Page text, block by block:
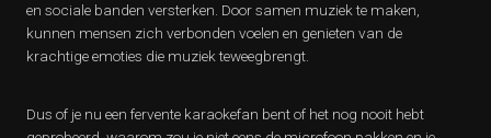
en sociale banden versterken. Door samen muziek te maken,
kunnen mensen zich verbonden voelen en genieten van de
krachtige emoties die muziek teweegbrengt.
Dus of je nu een fervente karaokefan bent of het nog nooit hebt